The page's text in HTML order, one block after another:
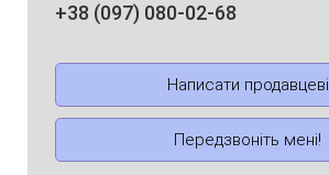
+38 (097) 080-02-68
Написати продавцеві
Передзвоніть мені!